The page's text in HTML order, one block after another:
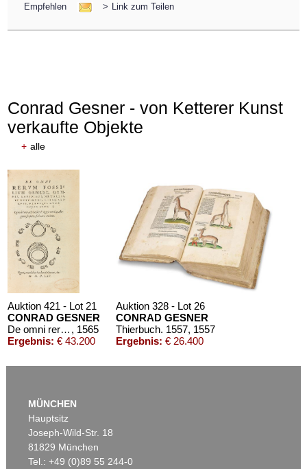
Empfehlen > Link zum Teilen
Conrad Gesner - von Ketterer Kunst
verkaufte Objekte
+ alle
Auktion 421 - Lot 21
CONRAD GESNER
De omni rerum fossilium genere. 1565. , 1565
Ergebnis: € 43.200
Auktion 328 - Lot 26
CONRAD GESNER
Thierbuch. 1557, 1557
Ergebnis: € 26.400
MÜNCHEN
Hauptsitz
Joseph-Wild-Str. 18
81829 München
Tel.: +49 (0)89 55 244-0